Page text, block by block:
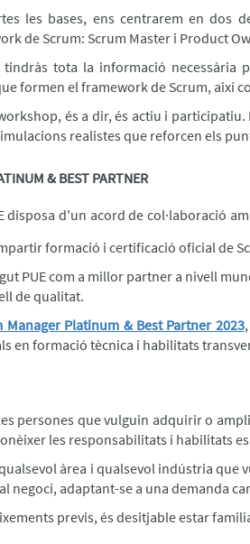
les bases, ens centrarem en dos
de Scrum: Scrum Master i Product
tota la informació necessària
formen el framework de Scrum, així
és a dir, és actiu i
realistes que reforcen els
& BEST PARTNER
disposa d'un acord de col·laboració
formació i certificació oficial de
PUE com a millor partner a nivell
de qualitat.
Manager Platinum & Best Partner 2023
en formació tècnica i habilitats
persones que vulguin adquirir o
les responsabilitats i habilitats
àrea i qualsevol indústria
negoci, adaptant-se a una demanda
previs, és desitjable estar